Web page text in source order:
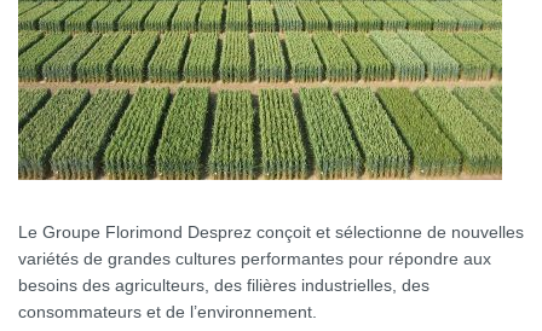
Le Groupe Florimond Desprez conçoit et sélectionne de nouvelles
variétés de grandes cultures performantes pour répondre aux
besoins des agriculteurs, des filières industrielles, des
consommateurs et de l’environnement.